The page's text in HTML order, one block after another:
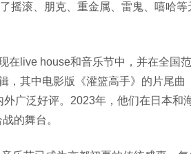
摇滚、朋克、重金属、雷鬼、嘻哈等
在 live house和音乐节中，并在全国
，其中电影版《灌篮高手》的片尾曲
广泛好评。 2023年，他们在日本和
的舞台。